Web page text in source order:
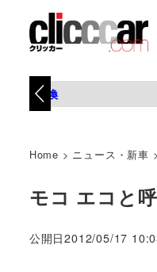
タイヤ交換
Home > ニュース・新車 >
モコ エコと
公開日2012/05/17